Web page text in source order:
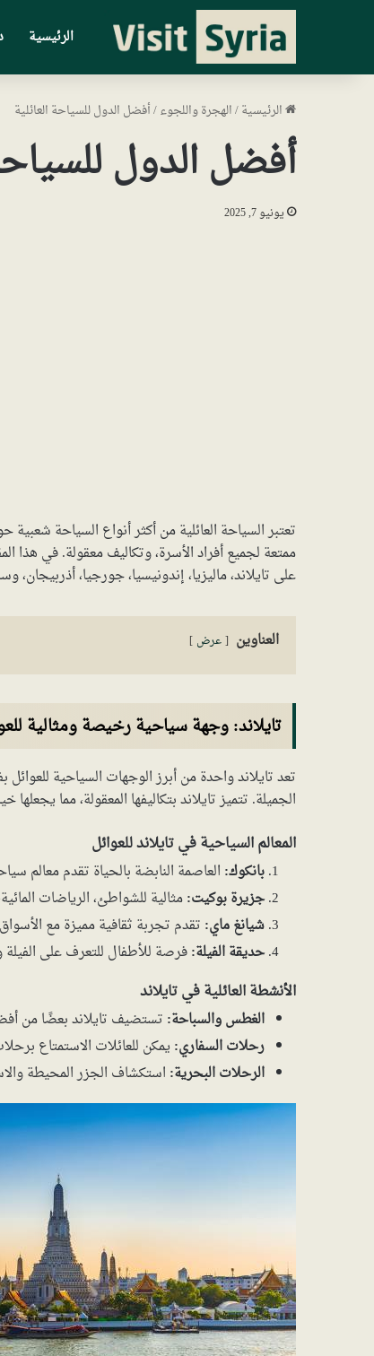
الرئيسية
الرئيسية/الهجرة واللجوء/أفضل الدول للسياحة العائلية
أفضل الدول
يونيو 7, 2025
تعتبر السياحة العائلية من أكثر أنواع السياحة
على تايلاند، ماليزيا، إندونيسيا، جورجيا،
العناوين عرض
تايلاند: وجهة سياحية رخيصة ومثالية
تعد تايلاند واحدة من أبرز الوجهات السياحية
الجميلة. تتميز تايلاند بتكاليفها المعقولة، مما
المعالم السياحية في تايلاند للعوائل
بانكوك: العاصمة النابضة بالحياة تقدم معالم
جزيرة بوكيت:مثالية للشواطئ، الرياضات
شيانغ ماي: تقدم تجربة ثقافية مميزة مع الأسواق
حديقة الفيلة:فرصة للأطفال للتعرف على الفيلة
الأنشطة العائلية في تايلاند
الغطس والسباحة: تستضيف تايلاند بعضًا من
رحلات السفاري: يمكن للعائلات الاستمتاع
الرحلات البحرية: استكشاف الجزر المحيطة